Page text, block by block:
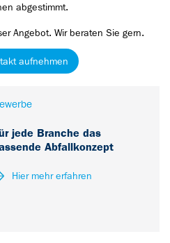
abgestimmt.
Angebot. Wir beraten Sie gern.
aufnehmen
jede Branche das
Abfallkonzept
Hier mehr erfahren